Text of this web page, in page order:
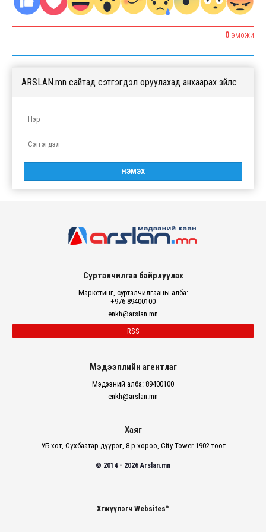
0 ЭМОЖИ
ARSLAN.mn сайтад сэтгэгдэл оруулахад анхаарах зүйлс
Сурталчилгаа байрлуулах
Маркетинг, сурталчилгааны алба:
+976 89400100
enkh@arslan.mn
RSS
Мэдээллийн агентлаг
Мэдээний алба: 89400100
enkh@arslan.mn
Хаяг
УБ хот, Сүхбаатар дүүрэг, 8-р хороо, City Tower 1902 тоот
© 2014 - 2026 Arslan.mn
Хөгжүүлэгч Websites™